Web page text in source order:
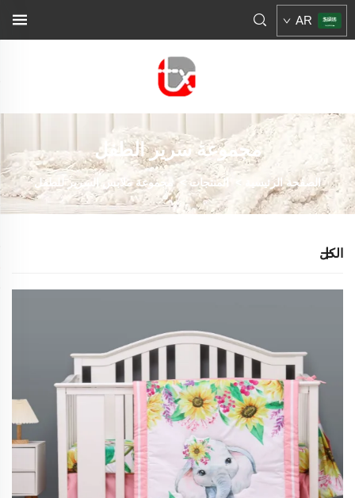
AR
مجموعة سرير الطفل
الصفحة الرئيسية المنتجات > مجموعة ملابس السرير للطفل
الكل